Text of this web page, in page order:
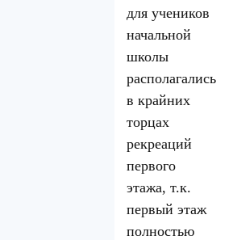
для учеников
начальной
школы
располагались
в крайних
торцах
рекреаций
первого
этажа, т.к.
первый этаж
полностью